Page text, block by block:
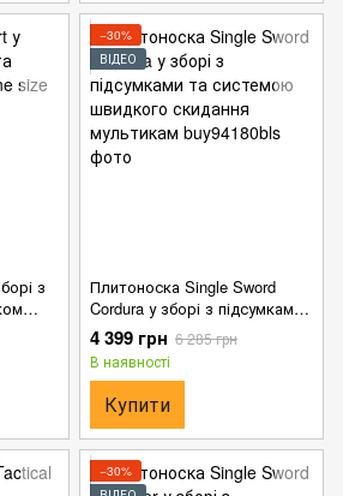
з
−30%
ВІДЕО
Плитоноска Single Sword
Cordura у зборі з підсумками
та системою швидкого
скидання мультикам
4 399 грн 6 285 грн
В наявності
Купити
−30%